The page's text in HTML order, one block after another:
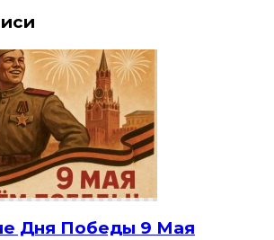
Дня Победы 9 Мая